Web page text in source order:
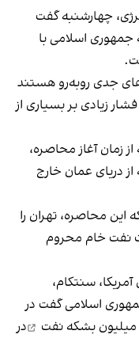
چهارشنبه گفت
اسلامی با
جدی روبه‌رو هستند
نفت به بیش از ۱۲۰ دلار، فشار زیادی بر بسیاری از
زمان آغاز محاصره،
دریای عمان خارج
این محاصره، تهران را
نفت خام محروم
سنتکام،
اسلامی گفت در
در